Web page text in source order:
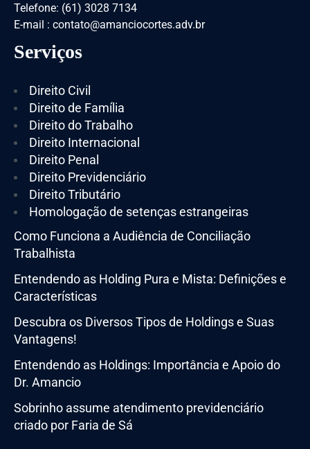
Telefone: (61) 3028 7134
E-mail : contato@amanciocortes.adv.br
Serviços
Direito Civil
Direito de Família
Direito do Trabalho
Direito Internacional
Direito Penal
Direito Previdenciário
Direito Tributário
Homologação de setenças estrangeiras
Como Funciona a Audiência de Conciliação
Trabalhista
Entendendo as Holding Pura e Mista: Definições e
Características
Descubra os Diversos Tipos de Holdings e Suas
Vantagens!
Entendendo as Holdings: Importância e Apoio do
Dr. Amancio
Sobrinho assume atendimento previdenciário
criado por Faria de Sá